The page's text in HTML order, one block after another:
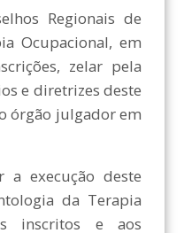
Regionais de
Ocupacional, em
zelar pela
e diretrizes deste
órgão julgador em
execução deste
da Terapia
inscritos e aos